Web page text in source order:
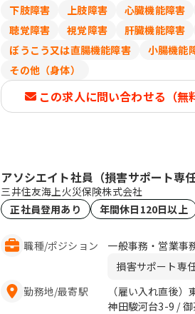
下肢障害
上肢障害 心臓機能障害
聴覚障害
視覚障害 肝臓機能障害
ぼうこう又は直腸機能障害
小腸機能
その他（身体）
この求人に問い合わせる（無
アソシエイト社員（損害サポート専任
三井住友海上火災保険株式会社
正社員登用あり
年間休日120日以上
職種/ポジション
一般事務・営業事
損害サポート専
勤務地/最寄駅
（雇い入れ直後
神田駿河台3-9 /